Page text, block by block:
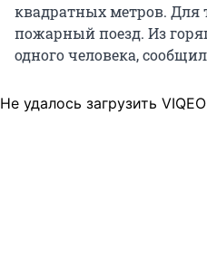
квадратных метров.
пожарный поезд. Из
одного человека,
Не удалось загрузить VIQEO